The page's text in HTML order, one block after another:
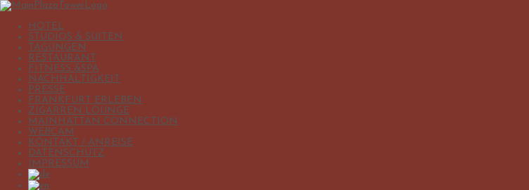
HOTEL
STUDIOS & SUITEN
TAGUNGEN
RESTAURANT
FITNESS &SPA
NACHHALTIGKEIT
PRESSE
FRANKFURT ERLEBEN
ZIGARREN LOUNGE
MAINHATTAN CONNECTION
WEBCAM
KONTAKT / ANREISE
DATENSCHUTZ
IMPRESSUM
IHR HOTEL AM MAINUFER
TOWER
ERLEBEN SIE FRANKFURT VON SEINER BESTEN SEITE. IKONISCHE
STADT – IN UNSEREN GROSSZÜGIGEN ZIMMERN UND SUITEN.
Unser Hotel in Bestlage am Mainufer verbindet urbanen Komfort mit dem spektakulären Blick auf die Frankfurter
gehobene italienische Küche und feinste US-Steaks. Die Isoletta Mainhattan Bar lädt bei erstklassigen Drinks und
Rückzugsort. Für Entspannung nach einem langen Tag steht ein großzügiger Wellness- & Spa-Bereich mit Pool und
macht.